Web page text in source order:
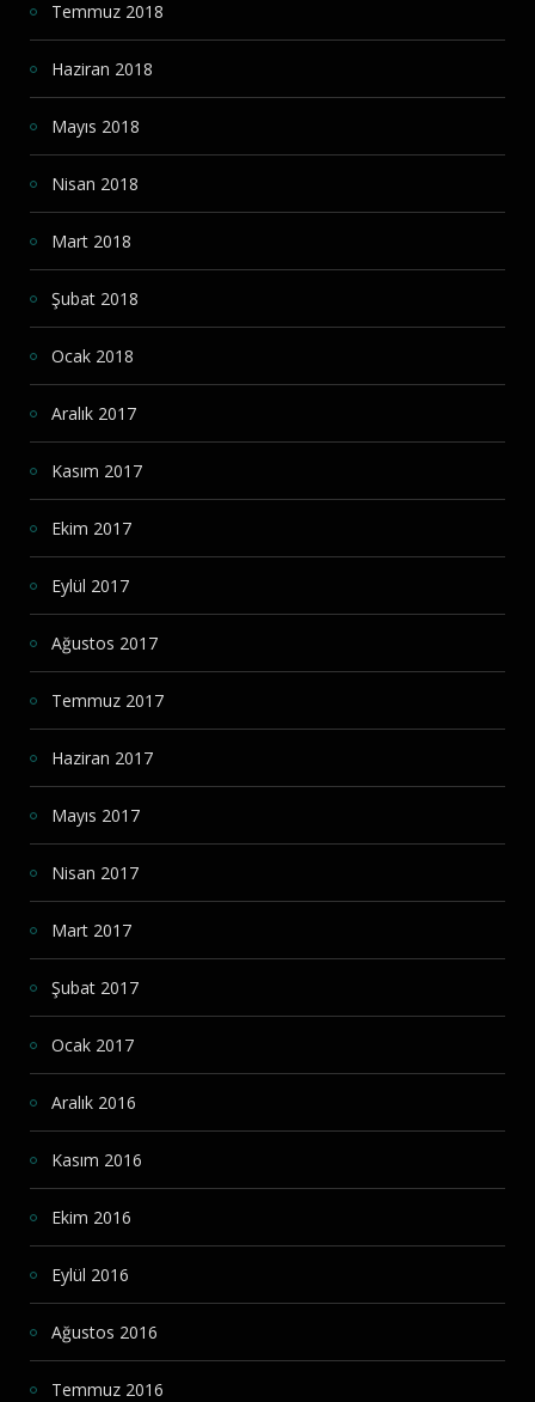
Temmuz 2018
Haziran 2018
Mayıs 2018
Nisan 2018
Mart 2018
Şubat 2018
Ocak 2018
Aralık 2017
Kasım 2017
Ekim 2017
Eylül 2017
Ağustos 2017
Temmuz 2017
Haziran 2017
Mayıs 2017
Nisan 2017
Mart 2017
Şubat 2017
Ocak 2017
Aralık 2016
Kasım 2016
Ekim 2016
Eylül 2016
Ağustos 2016
Temmuz 2016